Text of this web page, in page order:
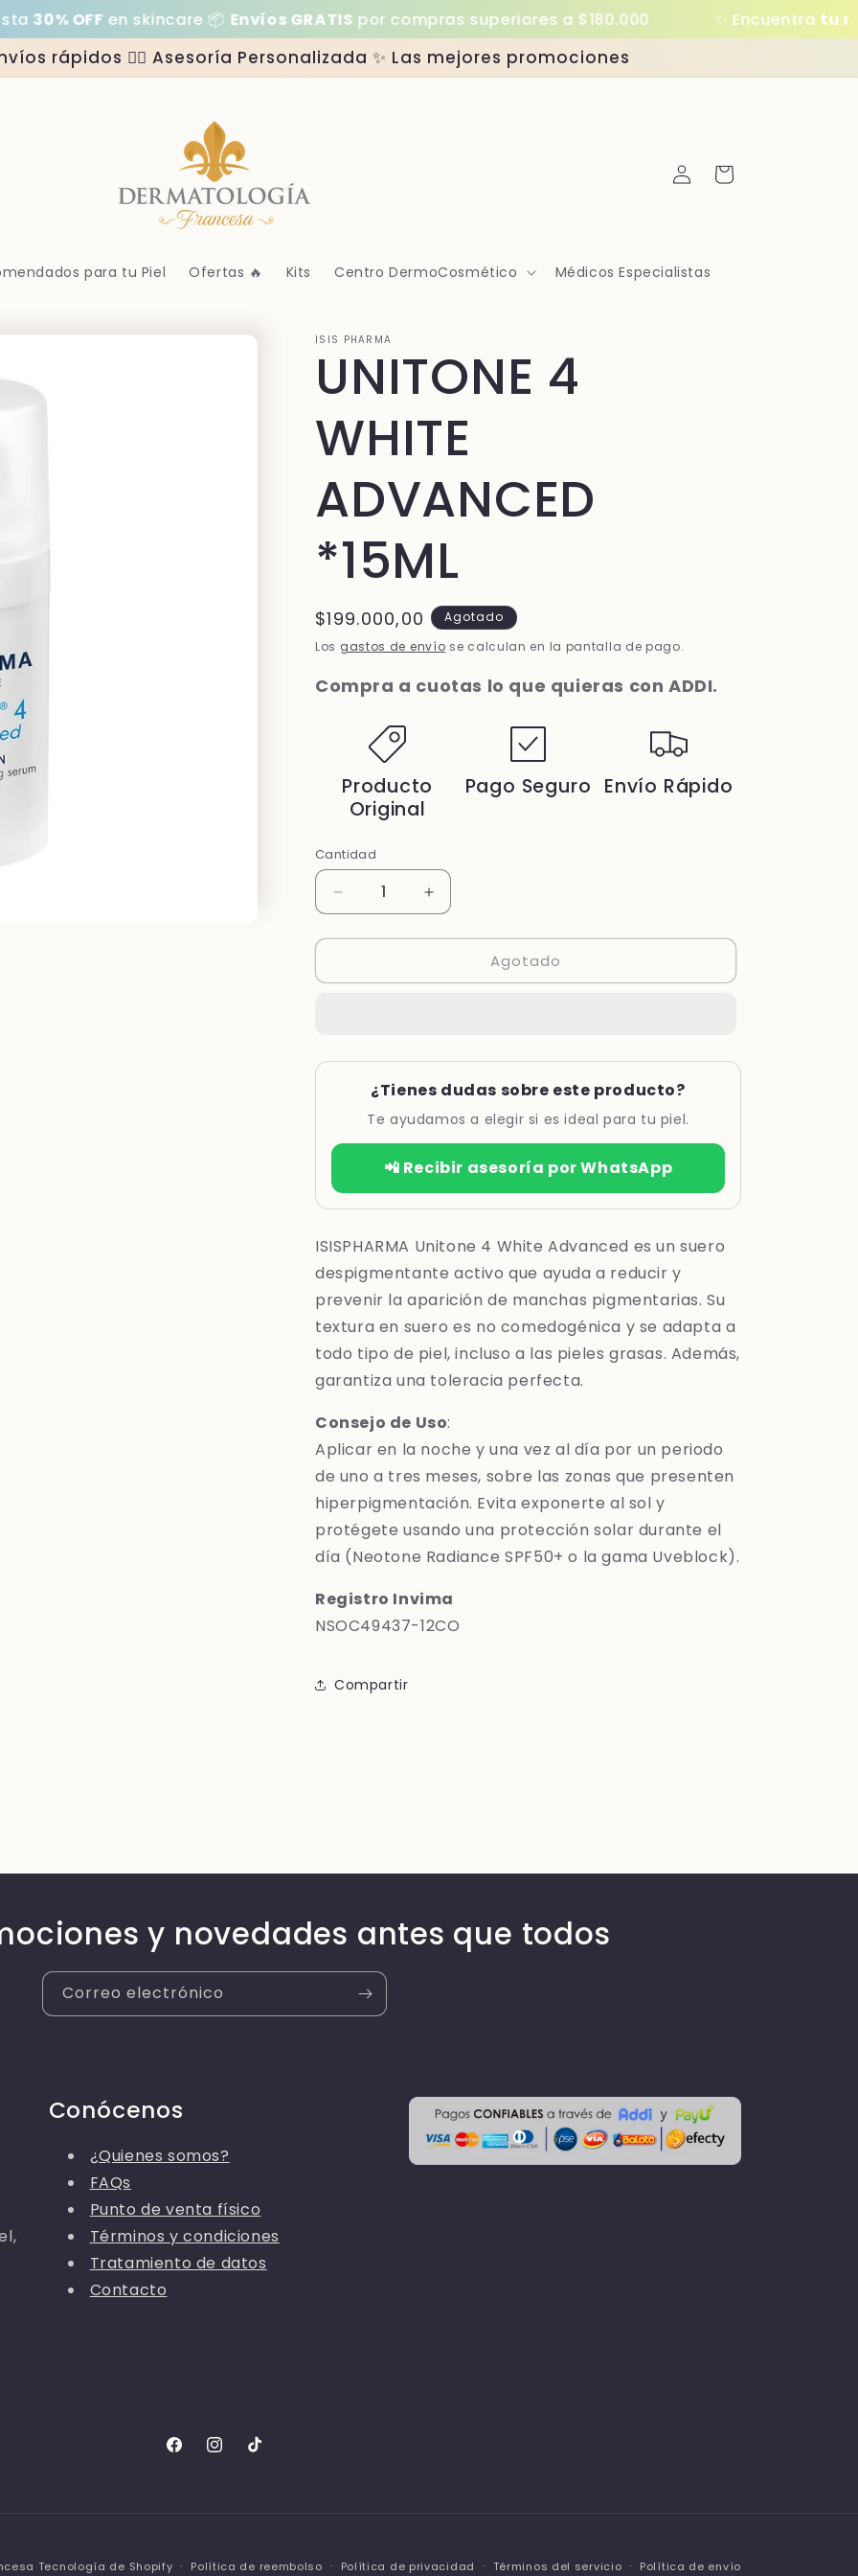
OFFen skincare 📦Envíos GRATISpor compras superiores a $180.000 ✨ Encuentratu rutina
rápidos 👩‍⚕️ Asesoría Personalizada ✨ Las mejores promociones
para tu Piel Ofertas 🔥 Kits Centro DermoCosmético Médicos Especialistas
Iniciar
sesión
Carrito
ISIS PHARMA
UNITONE 4
WHITE
ADVANCED
*15ML
Precio
habitual
$199.000,00
Agotado
Los gastos de envío se calculan en la pantalla de pago.
Compra a cuotas lo que quieras con ADDI.
Producto
Original
Pago Seguro Envío Rápido
Cantidad
Cantidad
Reducir
cantidad
para
4
Aumentar
cantidad
para
UNITONE
4
Agotado
¿Tienes dudas sobre este producto?
Te ayudamos a elegir si es ideal para tu piel.
📲 Recibir asesoría por WhatsApp
ISISPHARMA Unitone 4 White Advanced es un suero
despigmentante activo que ayuda a reducir y
prevenir la aparición de manchas pigmentarias. Su
textura en suero es no comedogénica y se adapta a
todo tipo de piel, incluso a las pieles grasas. Además,
garantiza una toleracia perfecta.
Consejo de Uso:
Aplicar en la noche y una vez al día por un periodo
de uno a tres meses, sobre las zonas que presenten
hiperpigmentación. Evita exponerte al sol y
protégete usando una protección solar durante el
día (Neotone Radiance SPF50+ o la gama Uveblock).
Registro Invima
NSOC49437-12CO
Compartir
y novedades antes que todos
Correo electrónico
Conócenos
¿Quienes somos?
FAQs
Punto de venta físico
Términos y condiciones
Tratamiento de datos
Contacto
FacebookInstagram
TikTok
Tecnología de Shopify Política de reembolso Política de privacidad Términos del servicio Política de envío